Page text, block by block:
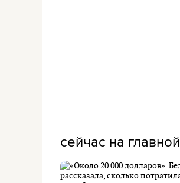
сейчас на главной